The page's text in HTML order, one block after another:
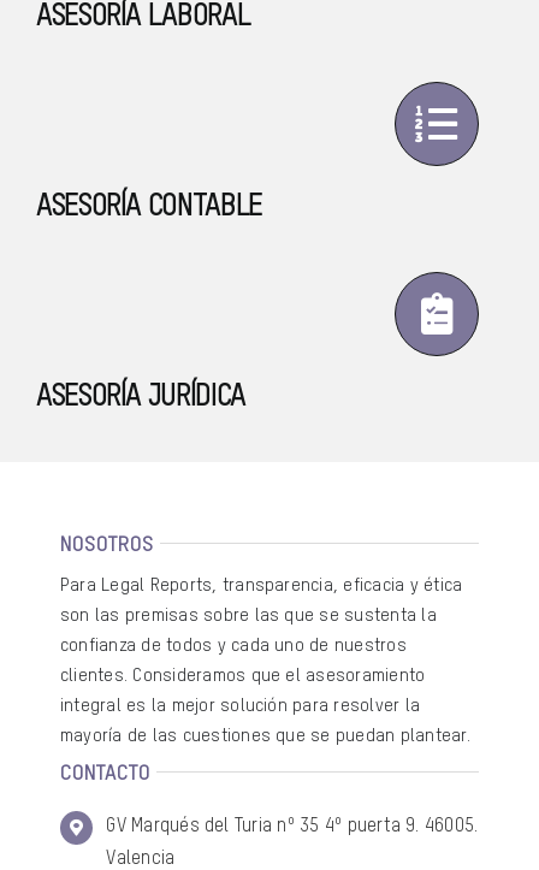
ASESORÍA LABORAL
ASESORÍA CONTABLE
ASESORÍA JURÍDICA
NOSOTROS
Para Legal Reports, transparencia, eficacia y ética
son las premisas sobre las que se sustenta la
confianza de todos y cada uno de nuestros
clientes. Consideramos que el asesoramiento
integral es la mejor solución para resolver la
mayoría de las cuestiones que se puedan plantear.
CONTACTO
GV Marqués del Turia nº 35 4º puerta 9. 46005.
Valencia